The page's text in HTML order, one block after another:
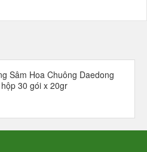
Sâm Hoa Chuông Daedong
30 gói x 20gr